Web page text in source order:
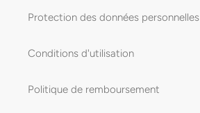
Protection des données personnelles
Conditions d'utilisation
Politique de remboursement